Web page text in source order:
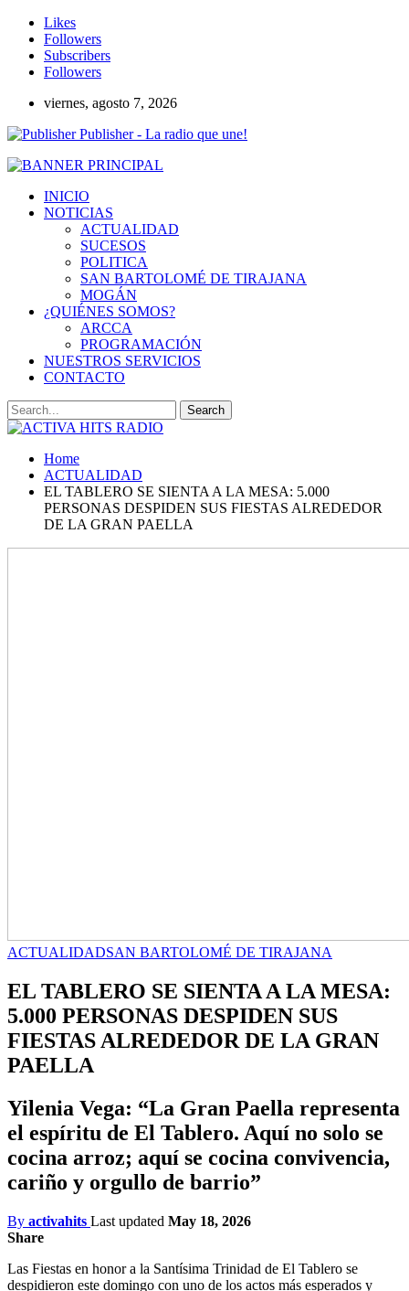
Likes
Followers
Subscribers
Followers
viernes, agosto 7, 2026
Publisher - La radio que une!
INICIO
NOTICIAS
ACTUALIDAD
SUCESOS
POLITICA
SAN BARTOLOMÉ DE TIRAJANA
MOGÁN
¿QUIÉNES SOMOS?
ARCCA
PROGRAMACIÓN
NUESTROS SERVICIOS
CONTACTO
Home
ACTUALIDAD
EL TABLERO SE SIENTA A LA MESA: 5.000
PERSONAS DESPIDEN SUS FIESTAS ALREDEDOR
DE LA GRAN PAELLA
ACTUALIDADSAN BARTOLOMÉ DE TIRAJANA
EL TABLERO SE SIENTA A LA MESA:
5.000 PERSONAS DESPIDEN SUS
FIESTAS ALREDEDOR DE LA GRAN
PAELLA
Yilenia Vega: “La Gran Paella representa
el espíritu de El Tablero. Aquí no solo se
cocina arroz; aquí se cocina convivencia,
cariño y orgullo de barrio”
By activahits Last updated May 18, 2026
Share
Las Fiestas en honor a la Santísima Trinidad de El Tablero se
despidieron este domingo con uno de los actos más esperados y